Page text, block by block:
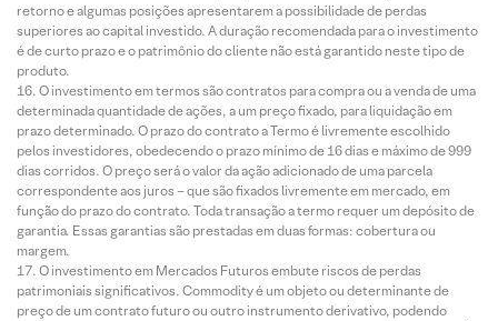
retorno e algumas posições apresentarem a possibilidade de perdas
superiores ao capital investido. A duração recomendada para o investimento
é de curto prazo e o patrimônio do cliente não está garantido neste tipo de
produto.
O investimento em termos são contratos para compra ou a venda de uma
determinada quantidade de ações, a um preço fixado, para liquidação em
prazo determinado. O prazo do contrato a Termo é livremente escolhido
pelos investidores, obedecendo o prazo mínimo de 16 dias e máximo de 999
dias corridos. O preço será o valor da ação adicionado de uma parcela
correspondente aos juros – que são fixados livremente em mercado, em
função do prazo do contrato. Toda transação a termo requer um depósito de
garantia. Essas garantias são prestadas em duas formas: cobertura ou
margem.
O investimento em Mercados Futuros embute riscos de perdas
patrimoniais significativos. Commodity é um objeto ou determinante de
preço de um contrato futuro ou outro instrumento derivativo, podendo